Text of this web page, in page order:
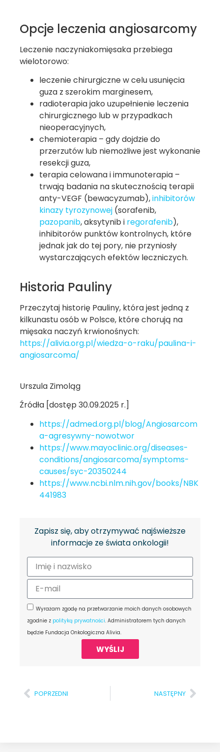
Opcje leczenia angiosarcomy
Leczenie naczyniakomięsaka przebiega
wielotorowo:
leczenie chirurgiczne w celu usunięcia
guza z szerokim marginesem,
radioterapia jako uzupełnienie leczenia
chirurgicznego lub w przypadkach
nieoperacyjnych,
chemioterapia – gdy dojdzie do
przerzutów lub niemożliwe jest wykonanie
resekcji guza,
terapia celowana i immunoterapia –
trwają badania na skutecznością terapii
anty-VEGF (bewacyzumab),inhibitorów
kinazy tyrozynowej (sorafenib,
pazopanib, aksytynib i regorafenib),
inhibitorów punktów kontrolnych, które
jednak jak do tej pory, nie przyniosły
wystarczających efektów leczniczych.
Historia Pauliny
Przeczytaj historię Pauliny, która jest jedną z
kilkunastu osób w Polsce, które chorują na
mięsaka naczyń krwionośnych:
https://alivia.org.pl/wiedza-o-raku/paulina-i-
angiosarcoma/
Urszula Zimoląg
Źródła [dostęp 30.09.2025 r.]
https://admed.org.pl/blog/Angiosarcom
a-agresywny-nowotwor
https://www.mayoclinic.org/diseases-
conditions/angiosarcoma/symptoms-
causes/syc-20350244
https://www.ncbi.nlm.nih.gov/books/NBK
441983
Zapisz się, aby otrzymywać najświeższe
informacje ze świata onkologii!
Wyrażam zgodę na przetwarzanie moich danych osobowych
zgodnie z polityką prywatności. Administratorem tych danych
będzie Fundacja Onkologiczna Alivia.
WYŚLIJ
POPRZEDNI NASTĘPNY